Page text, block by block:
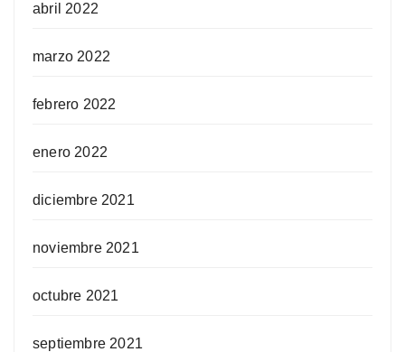
abril 2022
marzo 2022
febrero 2022
enero 2022
diciembre 2021
noviembre 2021
octubre 2021
septiembre 2021